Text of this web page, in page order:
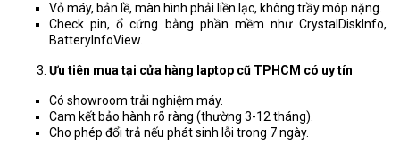
Vỏ máy, bản lề, màn hình phải liền lạc, không trầy móp nặng.
Check pin, ổ cứng bằng phần mềm như CrystalDiskInfo,
BatteryInfoView.
Ưu tiên mua tại cửa hàng laptop cũ TPHCM có uy tín
Có showroom trải nghiệm máy.
Cam kết bảo hành rõ ràng (thường 3-12 tháng).
Cho phép đổi trả nếu phát sinh lỗi trong 7 ngày.